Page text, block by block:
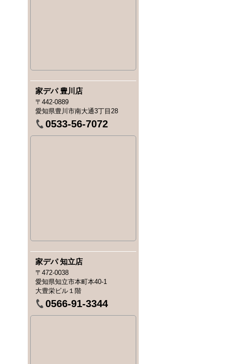
家デパ 豊川店
〒442-0889
愛知県豊川市南大通3丁目28
0533-56-7072
家デパ 知立店
〒472-0038
愛知県知立市本町本40-1
大豊栄ビル１階
0566-91-3344